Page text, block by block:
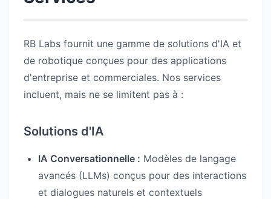
RB Labs fournit une gamme de solutions d'IA et
de robotique conçues pour des applications
d'entreprise et commerciales. Nos services
incluent, mais ne se limitent pas à :
Solutions d'IA
IA Conversationnelle : Modèles de langage
avancés (LLMs) conçus pour des interactions
et dialogues naturels et contextuels